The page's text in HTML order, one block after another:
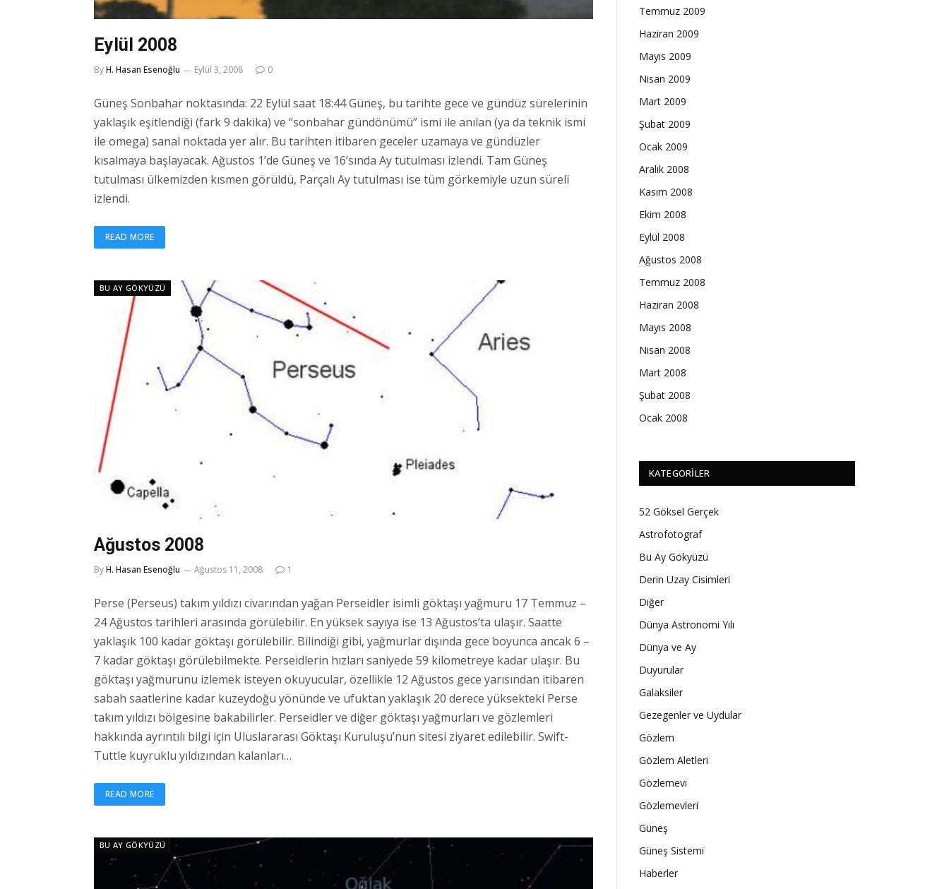
Eylül 2008
ByH. Hasan Esenoğlu Eylül 3, 2008 0
Güneş Sonbahar noktasında: 22 Eylül saat 18:44 Güneş, bu tarihte gece ve gündüz sürelerinin
yaklaşık eşitlendiği (fark 9 dakika) ve “sonbahar gündönümü” ismi ile anılan (ya da teknik ismi
ile omega) sanal noktada yer alır. Bu tarihten itibaren geceler uzamaya ve gündüzler
kısalmaya başlayacak. Ağustos 1’de Güneş ve 16’sında Ay tutulması izlendi. Tam Güneş
tutulması ülkemizden kısmen görüldü, Parçalı Ay tutulması ise tüm görkemiyle uzun süreli
izlendi.
READ MORE
BU AY GÖKYÜZÜ
Ağustos 2008
ByH. Hasan Esenoğlu Ağustos 11, 2008 1
Perse (Perseus) takım yıldızı civarından yağan Perseidler isimli göktaşı yağmuru 17 Temmuz –
24 Ağustos tarihleri arasında görülebilir. En yüksek sayıya ise 13 Ağustos’ta ulaşır. Saatte
yaklaşık 100 kadar göktaşı görülebilir. Bilindiği gibi, yağmurlar dışında gece boyunca ancak 6 –
7 kadar göktaşı görülebilmekte. Perseidlerin hızları saniyede 59 kilometreye kadar ulaşır. Bu
göktaşı yağmurunu izlemek isteyen okuyucular, özellikle 12 Ağustos gece yarısından itibaren
sabah saatlerine kadar kuzeydoğu yönünde ve ufuktan yaklaşık 20 derece yüksekteki Perse
takım yıldızı bölgesine bakabilirler. Perseidler ve diğer göktaşı yağmurları ve gözlemleri
hakkında ayrıntılı bilgi için Uluslararası Göktaşı Kuruluşu’nun sitesi ziyaret edilebilir. Swift-
Tuttle kuyruklu yıldızından kalanları…
READ MORE
BU AY GÖKYÜZÜ
Temmuz 2009
Haziran 2009
Mayıs 2009
Nisan 2009
Mart 2009
Şubat 2009
Ocak 2009
Aralık 2008
Kasım 2008
Ekim 2008
Eylül 2008
Ağustos 2008
Temmuz 2008
Haziran 2008
Mayıs 2008
Nisan 2008
Mart 2008
Şubat 2008
Ocak 2008
KATEGORILER
52 Göksel Gerçek
Astrofotograf
Bu Ay Gökyüzü
Derin Uzay Cisimleri
Diğer
Dünya Astronomi Yılı
Dünya ve Ay
Duyurular
Galaksiler
Gezegenler ve Uydular
Gözlem
Gözlem Aletleri
Gözlemevi
Gözlemevleri
Güneş
Güneş Sistemi
Haberler